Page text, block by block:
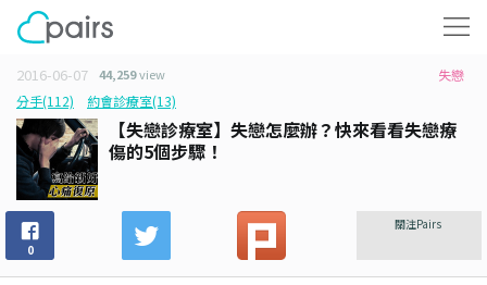
2016-06-07 44,259view
失戀
分手(112)
約會診療室(13)
【失戀診療室】失戀怎麼辦？快來看看失戀療
傷的5個步驟！
0
關注Pairs